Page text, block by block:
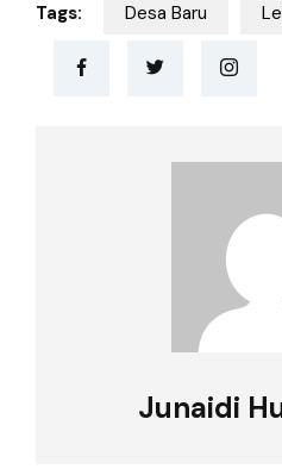
Tags: Desa Baru
Junaidi